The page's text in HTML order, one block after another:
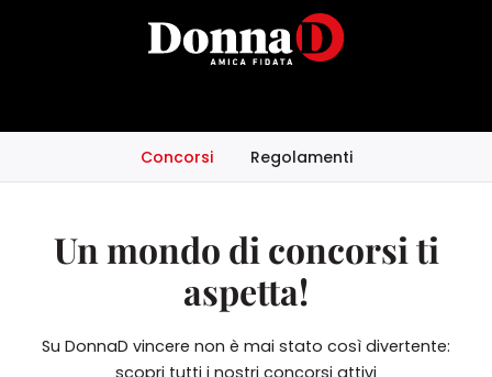
Concorsi Regolamenti
Un mondo di concorsi ti
aspetta!
Su DonnaD vincere non è mai stato così divertente: